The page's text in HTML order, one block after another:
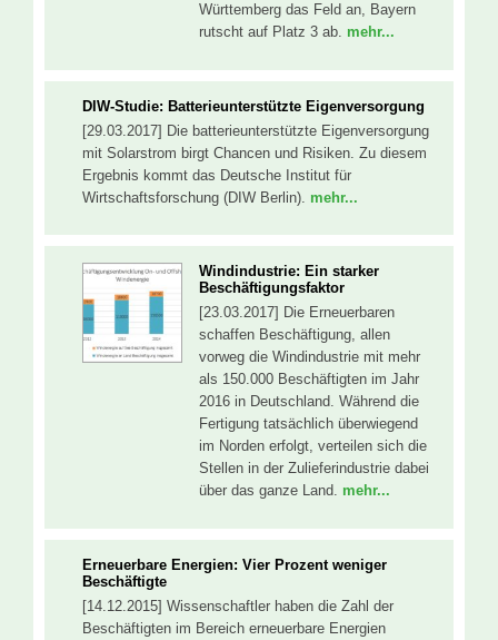
Württemberg das Feld an, Bayern
rutscht auf Platz 3 ab. mehr...
DIW-Studie: Batterieunterstützte Eigenversorgung
[29.03.2017] Die batterieunterstützte Eigenversorgung
mit Solarstrom birgt Chancen und Risiken. Zu diesem
Ergebnis kommt das Deutsche Institut für
Wirtschaftsforschung (DIW Berlin). mehr...
Windindustrie: Ein starker
Beschäftigungsfaktor
[23.03.2017] Die Erneuerbaren
schaffen Beschäftigung, allen
vorweg die Windindustrie mit mehr
als 150.000 Beschäftigten im Jahr
2016 in Deutschland. Während die
Fertigung tatsächlich überwiegend
im Norden erfolgt, verteilen sich die
Stellen in der Zulieferindustrie dabei
über das ganze Land. mehr...
Erneuerbare Energien: Vier Prozent weniger
Beschäftigte
[14.12.2015] Wissenschaftler haben die Zahl der
Beschäftigten im Bereich erneuerbare Energien